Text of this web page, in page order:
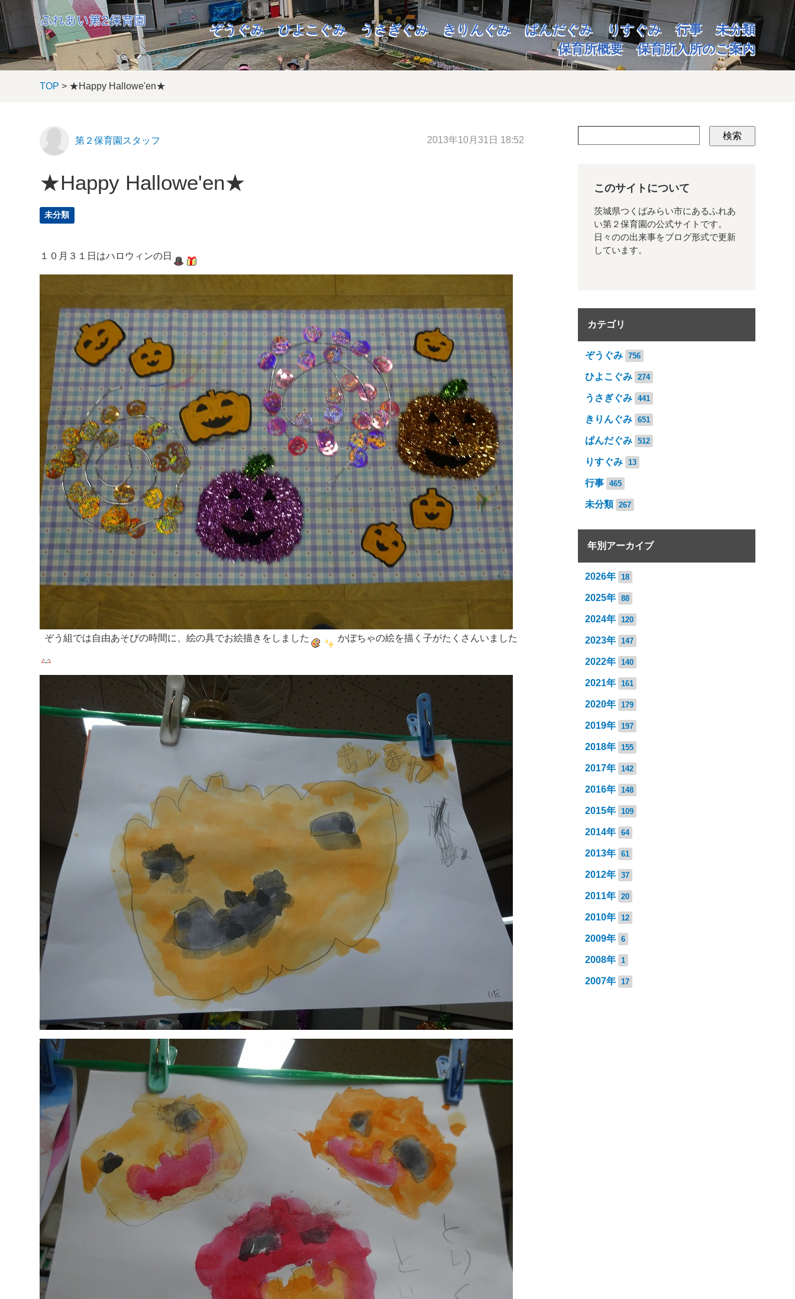
ぞうぐみ ひよこぐみ うさぎぐみ きりんぐみ ぱんだぐみ りすぐみ 行事
未分類
保育所概要
保育所入所のご案内
TOP > ★Happy Hallowe'en★
第２保育園スタッフ 2013年10月31日 18:52
★Happy Hallowe'en★
未分類
１０月３１日はハロウィンの日
ぞう組では自由あそびの時間に、絵の具でお絵描きをしました かぼちゃの絵を描く子がたくさんいました
検索
このサイトについて
茨城県つくばみらい市にあるふれあ
い第２保育園の公式サイトです。
日々のの出来事をブログ形式で更新
しています。
カテゴリ
ぞうぐみ 756
ひよこぐみ 274
うさぎぐみ 441
きりんぐみ 651
ぱんだぐみ 512
りすぐみ 13
行事 465
未分類 267
年別アーカイブ
2026年 18
2025年 88
2024年 120
2023年 147
2022年 140
2021年 161
2020年 179
2019年 197
2018年 155
2017年 142
2016年 148
2015年 109
2014年 64
2013年 61
2012年 37
2011年 20
2010年 12
2009年 6
2008年 1
2007年 17